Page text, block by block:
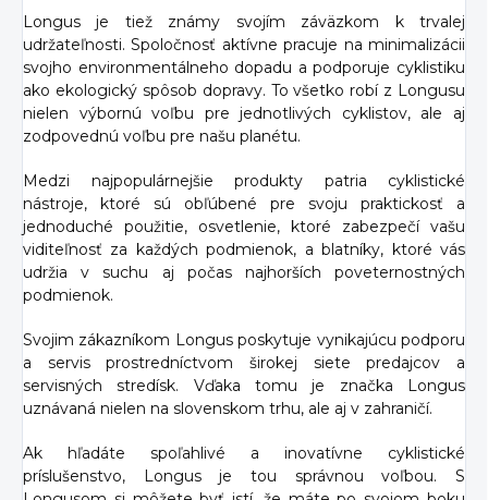
Longus je tiež známy svojím záväzkom k trvalej
udržateľnosti. Spoločnosť aktívne pracuje na minimalizácii
svojho environmentálneho dopadu a podporuje cyklistiku
ako ekologický spôsob dopravy. To všetko robí z Longusu
nielen výbornú voľbu pre jednotlivých cyklistov, ale aj
zodpovednú voľbu pre našu planétu.
Medzi najpopulárnejšie produkty patria cyklistické
nástroje, ktoré sú obľúbené pre svoju praktickosť a
jednoduché použitie, osvetlenie, ktoré zabezpečí vašu
viditeľnosť za každých podmienok, a blatníky, ktoré vás
udržia v suchu aj počas najhorších poveternostných
podmienok.
Svojim zákazníkom Longus poskytuje vynikajúcu podporu
a servis prostredníctvom širokej siete predajcov a
servisných stredísk. Vďaka tomu je značka Longus
uznávaná nielen na slovenskom trhu, ale aj v zahraničí.
Ak hľadáte spoľahlivé a inovatívne cyklistické
príslušenstvo, Longus je tou správnou voľbou. S